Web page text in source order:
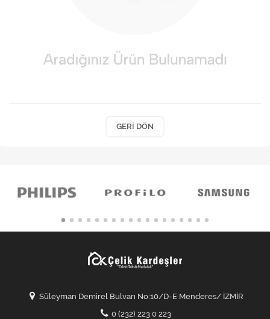
Ev Tekstili
GERI DÖN
Süleyman Demirel Bulvarı No:10/D-E Menderes/ İZMİR
0 (232) 223 0 223